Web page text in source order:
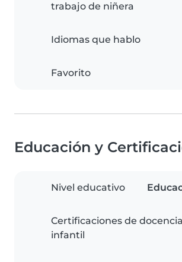
trabajo de niñera
Idiomas que hablo
Favorito
Educación y
Nivel educativo
Certificaciones de
infantil